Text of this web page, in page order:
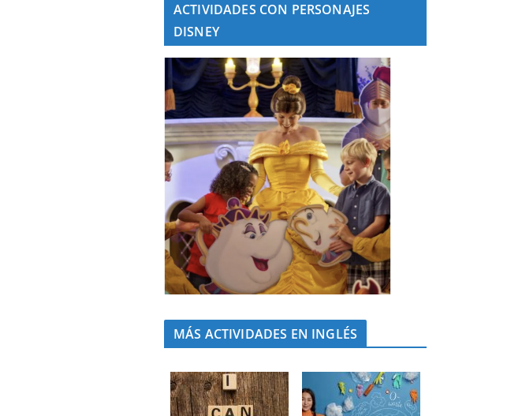
ACTIVIDADES CON PERSONAJES
DISNEY
MÁS ACTIVIDADES EN INGLÉS